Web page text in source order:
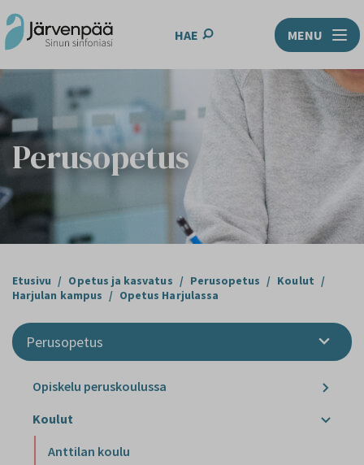
HAE MENU
Perusopetus
Etusivu / Opetus ja kasvatus / Perusopetus / Koulut /
Harjulan kampus / Opetus Harjulassa
Perusopetus
Opiskelu peruskoulussa
Koulut
Anttilan koulu